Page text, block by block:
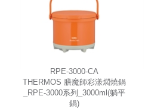
RPE-3000-CA
THERMOS 膳魔師彩漾燜燒鍋
_RPE-3000系列_3000ml(躺平
鍋)